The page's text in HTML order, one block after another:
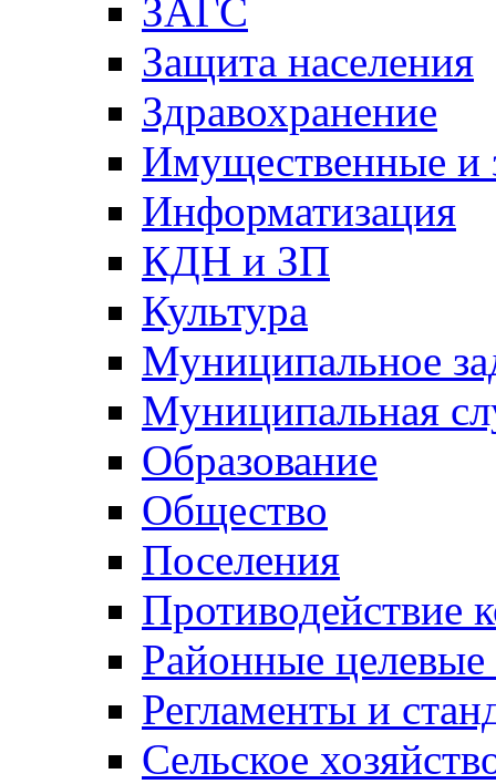
ЗАГС
Защита населения
Здравохранение
Имущественные и
Информатизация
КДН и ЗП
Культура
Муниципальное
Муниципальная
Образование
Общество
Поселения
Противодействие
Районные
Регламенты и
Сельское